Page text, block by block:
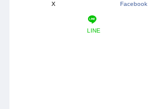
X Facebook
LINE